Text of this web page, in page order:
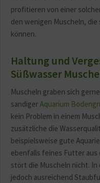
profitieren von einer
den wenigen Muscheln, die
können.
Haltung und
Süßwasser
Muscheln graben sich
sandigerAquarium
kein Problem in einem
zusätzliche die
beispielsweise gute
ebenfalls feines Futter aus
stört die Muscheln nicht. In
jedoch ausreichend